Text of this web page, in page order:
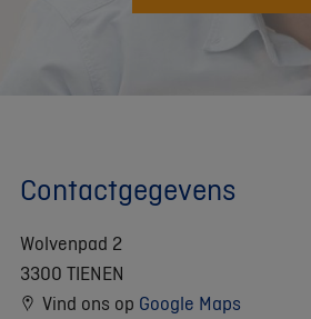
Contactgegevens
Wolvenpad 2
3300 TIENEN
Vind ons op Google Maps